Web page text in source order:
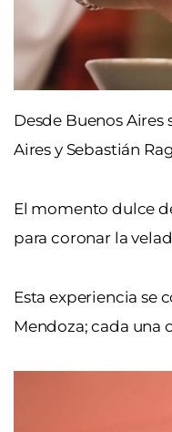
Desde Buenos
Aires y Sebastián
El momento dulce
para coronar la
Esta experiencia se
Mendoza; cada una